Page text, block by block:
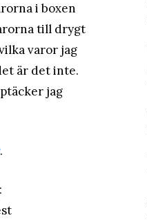
i boxen
till drygt
varor jag
är det inte.
jag
.